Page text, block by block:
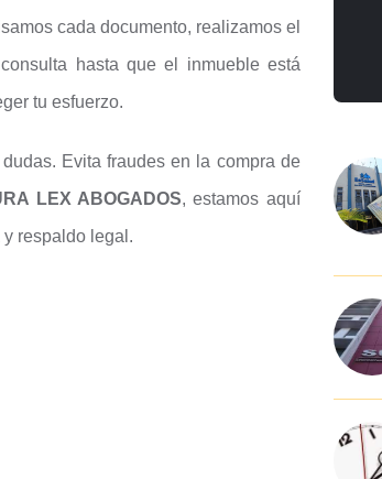
cada documento, realizamos el
hasta que el inmueble está
tu esfuerzo.
Evita fraudes en la compra de
LEX ABOGADOS, estamos aquí
respaldo legal.